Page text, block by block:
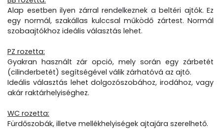
Alap esetben ilyen zárral rendelkeznek a beltéri ajtók. Ez
egy normál, szakállas kulccsal működő zártest. Normál
szobaajtókhoz ideális választás lehet.
PZ rozetta:
Gyakran használt zár opció, mely során egy zárbetét
(cilinderbetét) segítségével válik zárhatóvá az ajtó.
Ideális választás lehet dolgozószobához, irodához, vagy
akár raktárhelyiséghez.
WC rozetta:
Fürdőszobák, illetve mellékhelyiségek ajtajára szerelhető.